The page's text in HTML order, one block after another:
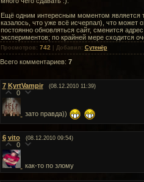
Ещё одним интересным моментом является
казалось, что уже всё исчерпал), что может
постоянно обновляться сайт, сменится
экспериментов; по крайней мере сходится
Просмотров : 742 Добавил : Сутенёр
Всего комментариев: 7
7 KyrtVampir (08.12.2010 11:39)
0
зато правда))
6 vito (08.12.2010 09:54)
0
как-то по злому